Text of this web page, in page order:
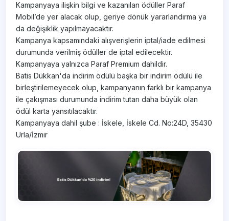
Kampanyaya ilişkin bilgi ve kazanılan ödüller Paraf
Mobil’de yer alacak olup, geriye dönük yararlandırma ya
da değişiklik yapılmayacaktır.
Kampanya kapsamındaki alışverişlerin iptal/iade edilmesi
durumunda verilmiş ödüller de iptal edilecektir.
Kampanyaya yalnızca Paraf Premium dahildir.
Batis Dükkan'da indirim ödülü başka bir indirim ödülü ile
birleştirilemeyecek olup, kampanyanın farklı bir kampanya
ile çakışması durumunda indirim tutarı daha büyük olan
ödül karta yansıtılacaktır.
Kampanyaya dahil şube : İskele, İskele Cd. No:24D, 35430
Urla/İzmir